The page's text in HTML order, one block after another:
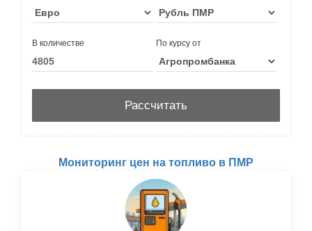
В количестве По курсу от
Мониторинг цен на топливо в ПМР